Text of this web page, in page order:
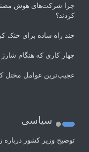
چرا شرکت‌های هوش
کردند؟
چند راه‌ ساده برای خنک
چهار کاری که هنگام شارژ
عجیب‌ترین عوامل مختل
سیاسی
توضیح وزیر کشور درباره